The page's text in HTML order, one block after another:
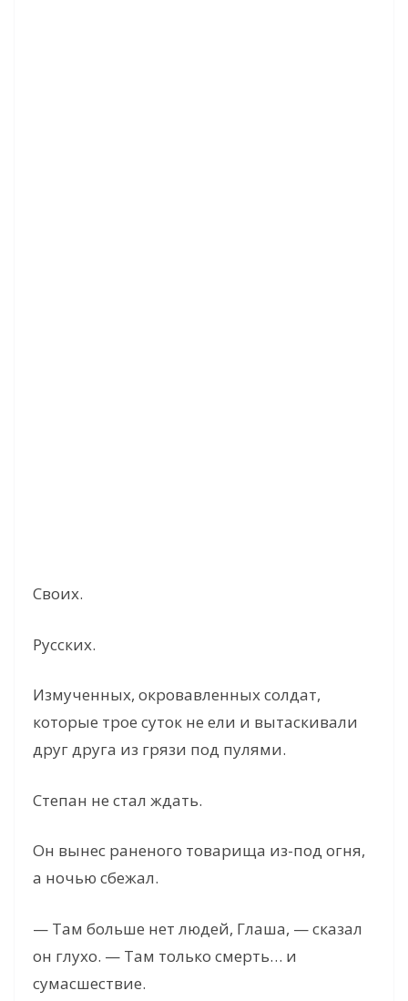
Своих.
Русских.
Измученных, окровавленных солдат,
которые трое суток не ели и вытаскивали
друг друга из грязи под пулями.
Степан не стал ждать.
Он вынес раненого товарища из-под огня,
а ночью сбежал.
— Там больше нет людей, Глаша, — сказал
он глухо. — Там только смерть… и
сумасшествие.